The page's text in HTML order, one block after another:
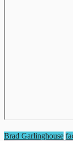
Brad Garlinghouse